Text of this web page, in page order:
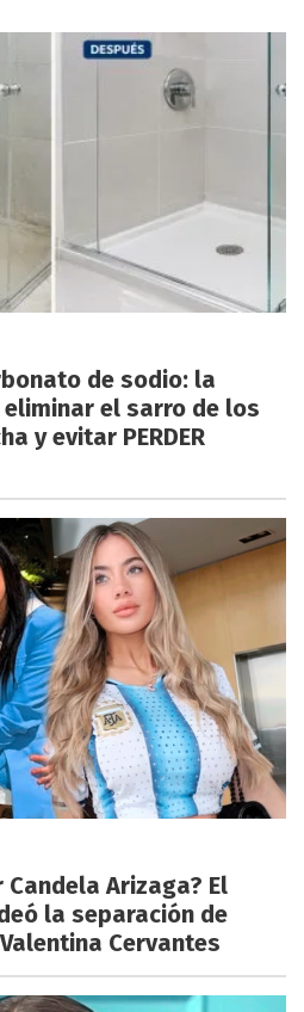
de sodio: la
eliminar el sarro de los
y evitar PERDER
Candela Arizaga? El
la separación de
Cervantes